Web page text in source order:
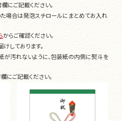
にご記載ください。
場合は発泡スチロールにまとめてお入れ
からご確認ください。
けしております。
が汚れないように、包装紙の内側に熨斗を
にご記載ください。